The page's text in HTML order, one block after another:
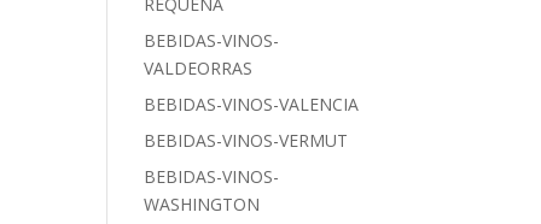
BEBIDAS-VINOS-
VALDEORRAS
BEBIDAS-VINOS-VALENCIA
BEBIDAS-VINOS-VERMUT
BEBIDAS-VINOS-
WASHINGTON